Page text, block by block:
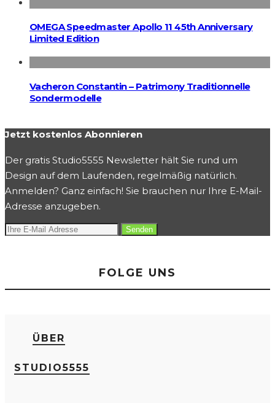
OMEGA Speedmaster Apollo 11 45th Anniversary
Limited Edition
Vacheron Constantin – Patrimony Traditionnelle
Sondermodelle
Jetzt kostenlos Abonnieren
Der gratis Studio5555 Newsletter hält Sie rund um
Design auf dem Laufenden, regelmäßig natürlich.
Anmelden? Ganz einfach! Sie brauchen nur Ihre E-Mail-
Adresse anzugeben.
FOLGE UNS
ÜBER
STUDIO5555